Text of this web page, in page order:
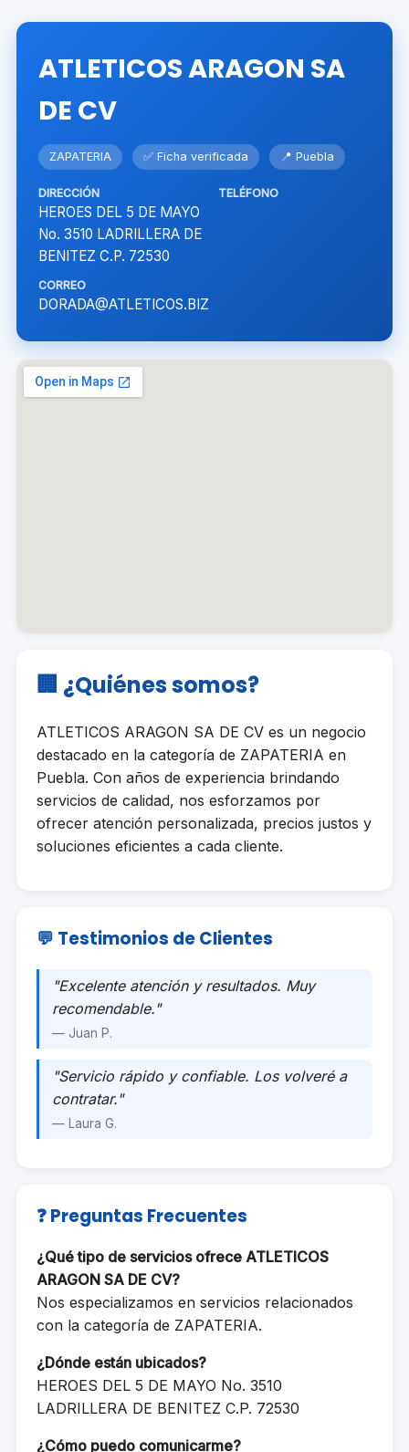
ATLETICOS ARAGON SA
DE CV
ZAPATERIA ✅ Ficha verificada 📍 Puebla
DIRECCIÓN
HEROES DEL 5 DE MAYO
No. 3510 LADRILLERA DE
BENITEZ C.P. 72530
TELÉFONO
CORREO
DORADA@ATLETICOS.BIZ
🏢 ¿Quiénes somos?
ATLETICOS ARAGON SA DE CV es un negocio
destacado en la categoría de ZAPATERIA en
Puebla. Con años de experiencia brindando
servicios de calidad, nos esforzamos por
ofrecer atención personalizada, precios justos y
soluciones eficientes a cada cliente.
💬 Testimonios de Clientes
"Excelente atención y resultados. Muy
recomendable."
— Juan P.
"Servicio rápido y confiable. Los volveré a
contratar."
— Laura G.
❓ Preguntas Frecuentes
¿Qué tipo de servicios ofrece ATLETICOS
ARAGON SA DE CV?
Nos especializamos en servicios relacionados
con la categoría de ZAPATERIA.
¿Dónde están ubicados?
HEROES DEL 5 DE MAYO No. 3510
LADRILLERA DE BENITEZ C.P. 72530
¿Cómo puedo comunicarme?